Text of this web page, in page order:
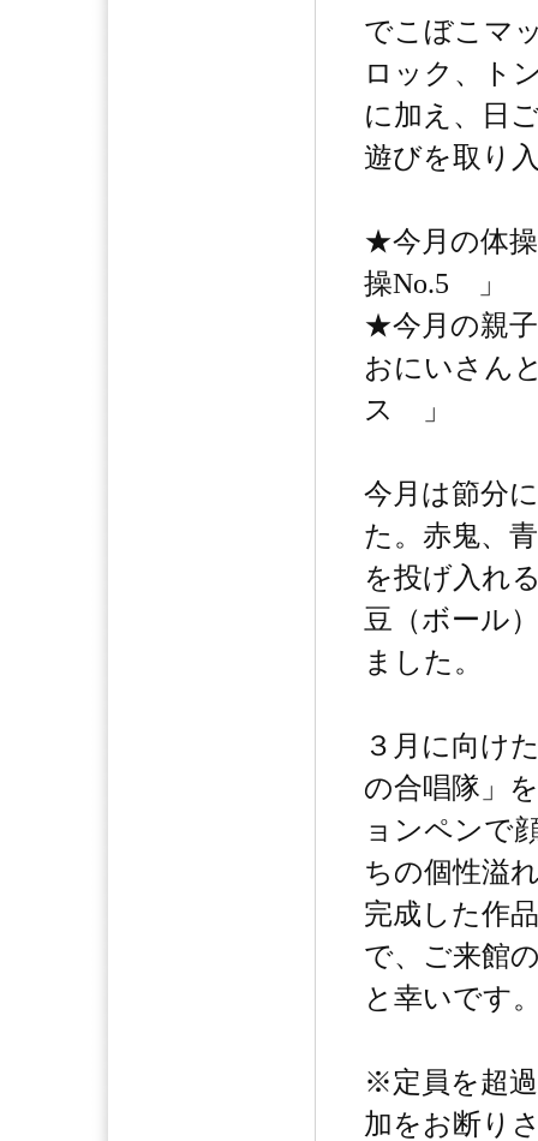
でこぼこマ
ロック、ト
に加え、日
遊びを取り
★今月の体
操No.5 」
★今月の親
おにいさん
ス 」
今月は節分
た。赤鬼、
を投げ入れ
豆（ボール
ました。
３月に向け
の合唱隊」
ョンペンで
ちの個性溢
完成した作
で、ご来館
と幸いです
※定員を超
加をお断り